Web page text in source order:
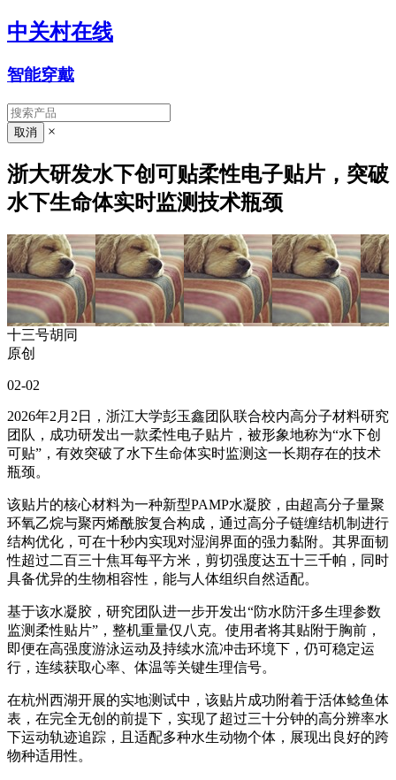
中关村在线
智能穿戴
×
浙大研发水下创可贴柔性电子贴片，突破
水下生命体实时监测技术瓶颈
十三号胡同
原创
02-02
2026年2月2日，浙江大学彭玉鑫团队联合校内高分子材料研究
团队，成功研发出一款柔性电子贴片，被形象地称为“水下创
可贴”，有效突破了水下生命体实时监测这一长期存在的技术
瓶颈。
该贴片的核心材料为一种新型PAMP水凝胶，由超高分子量聚
环氧乙烷与聚丙烯酰胺复合构成，通过高分子链缠结机制进行
结构优化，可在十秒内实现对湿润界面的强力黏附。其界面韧
性超过二百三十焦耳每平方米，剪切强度达五十三千帕，同时
具备优异的生物相容性，能与人体组织自然适配。
基于该水凝胶，研究团队进一步开发出“防水防汗多生理参数
监测柔性贴片”，整机重量仅八克。使用者将其贴附于胸前，
即便在高强度游泳运动及持续水流冲击环境下，仍可稳定运
行，连续获取心率、体温等关键生理信号。
在杭州西湖开展的实地测试中，该贴片成功附着于活体鲶鱼体
表，在完全无创的前提下，实现了超过三十分钟的高分辨率水
下运动轨迹追踪，且适配多种水生动物个体，展现出良好的跨
物种适用性。